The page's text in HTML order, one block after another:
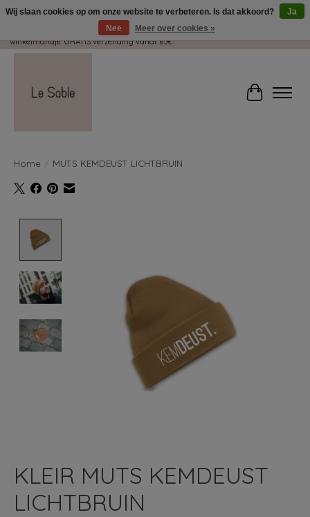
Wij pakken met plezier jouw kadootjes GRATIS in! Duid dit zeker aan in je
winkelmandje. GRATIS verzending vanaf 65€.
Home MUTS KEMDEUST LICHTBRUIN
KLEIR MUTS KEMDEUST
LICHTBRUIN
Wij slaan cookies op om onze website te verbeteren. Is dat akkoord?
Ja
Nee
Meer over cookies »